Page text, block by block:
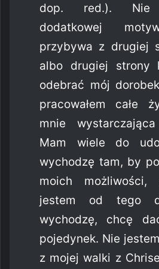
dop. red.). Nie
dodatkowej
przybywa z drugiej
albo drugiej strony
odebrać mój
pracowałem całe
mnie
Mam wiele do
wychodzę tam, by
moich możliwości,
jestem od tego
wychodzę, chcę
pojedynek. Nie
z mojej walki z